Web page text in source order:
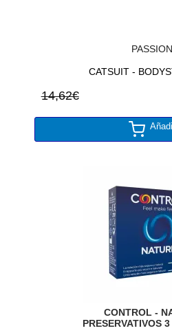
PASSION
CATSUIT -
14,62€
CONTROL -
PRESERVATIVOS